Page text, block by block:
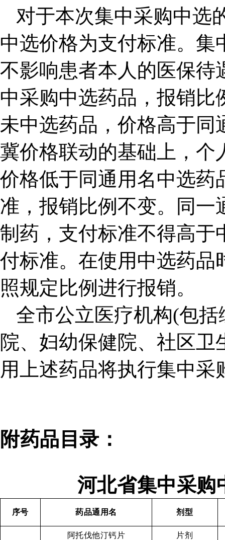
对于本次集中采购中选
中选价格为支付标准。
不影响患者本人的医保待
中采购中选药品，报销
未中选药品，价格高于
冀价格联动的基础上，个
价格低于同通用名中选药
准，报销比例不变。同一
制药，支付标准不得高于
付标准。在使用中选药品
照规定比例进行报销。
全市公立医疗机构(包
院、妇幼保健院、社区
用上述药品将执行集中采
附药品目录：
河北省集中采购
序号 药品通用名 剂型
阿托伐他汀钙片 片剂